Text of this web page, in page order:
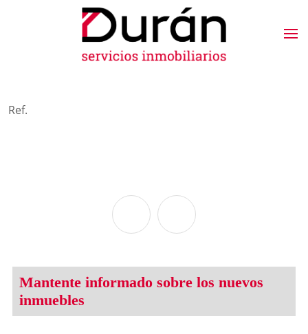
Ref.
Mantente informado sobre los nuevos
inmuebles